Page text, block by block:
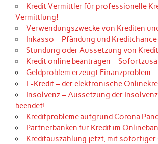
Kredit Vermittler für professionelle
Vermittlung!
Verwendungszwecke von Krediten
Inkasso – Pfändung und Kreditchance
Stundung oder Aussetzung von
Kredit online beantragen –
Geldproblem erzeugt Finanzproblem
E-Kredit – der elektronische
Insolvenz – Aussetzung der
beendet!
Kreditprobleme aufgrund Corona
Partnerbanken für Kredit im
Kreditauszahlung jetzt, mit sofortiger